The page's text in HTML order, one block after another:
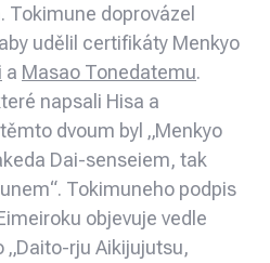
Tokimune doprovázel
udělil certifikáty Menkyo
a Masao Tonedatemu.
napsali Hisa a
dvoum byl „Menkyo
Dai-senseiem, tak
Tokimuneho podpis
objevuje vedle
„Daito-rju Aikijujutsu,